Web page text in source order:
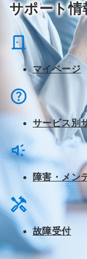
サポート情
マイページ
サービス別
障害・メン
故障受付